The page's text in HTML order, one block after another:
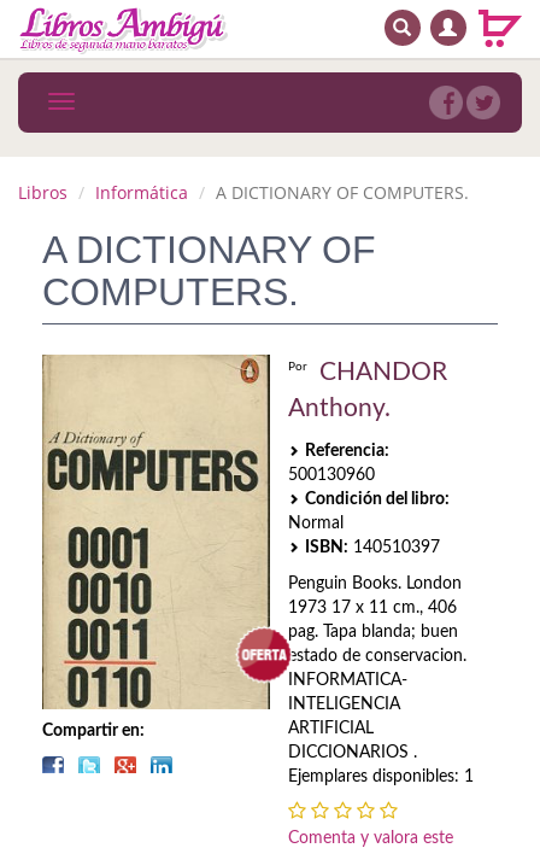
MENÚ PRINCIPAL
Novedades
MATERIAS
Arte
Autoayuda. Conocimiento personal
Autoayuda. Crecimiento personal
Biografía
Biografías
Ciencia ficción
BUSCAR
Toggle
navigation
Libros Informática A DICTIONARY OF COMPUTERS.
A DICTIONARY OF
COMPUTERS.
Compartir en:
Por
CHANDOR
Anthony.
Referencia:
500130960
Condición del libro:
Normal
ISBN: 140510397
Penguin Books. London
1973 17 x 11 cm., 406
pag. Tapa blanda; buen
estado de conservacion.
INFORMATICA-
INTELIGENCIA
ARTIFICIAL
DICCIONARIOS .
Ejemplares disponibles: 1
Comenta y valora este